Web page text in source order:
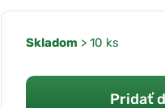
Skladom > 10 ks
Pridať